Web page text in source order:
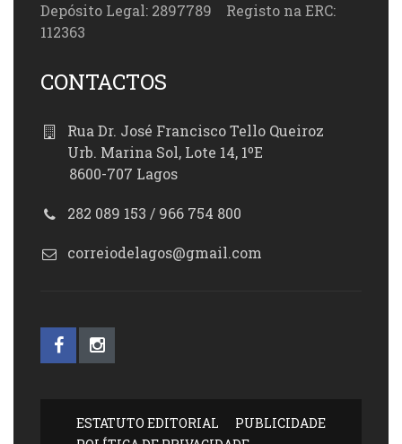
Depósito Legal: 2897789 Registo na ERC:
112363
CONTACTOS
Rua Dr. José Francisco Tello Queiroz
Urb. Marina Sol, Lote 14, 1ºE
8600-707 Lagos
282 089 153 / 966 754 800
correiodelagos@gmail.com
ESTATUTO EDITORIAL
PUBLICIDADE